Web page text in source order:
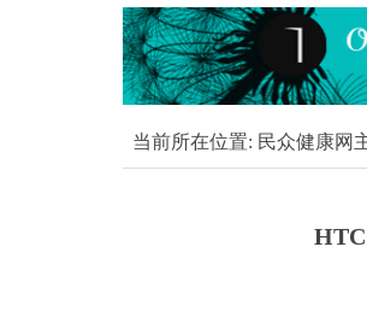
当前所在位置: 民众健康网